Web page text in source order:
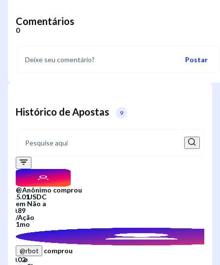
Comentários
0
Postar
Histórico de Apostas 9
@Anônimo comprou
em Não a
/Ação
1mo
@rbot
comprou